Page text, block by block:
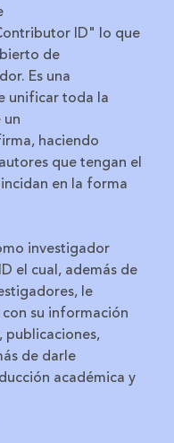
ID" lo que
de
Es una
unificar toda la
haciendo
que tengan el
en la forma
investigador
el cual, además de
le
su información
de darle
académica y